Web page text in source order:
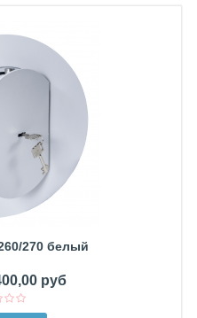
270 белый
руб